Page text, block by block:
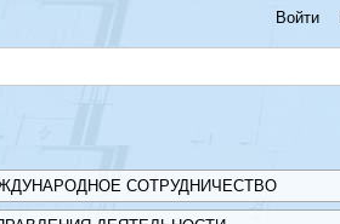
Войти
СОТРУДНИЧЕСТВО